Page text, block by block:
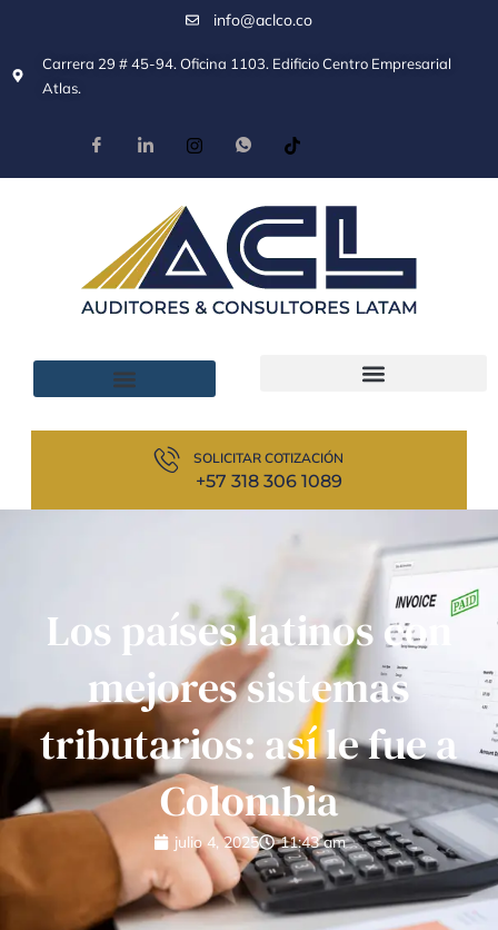
info@aclco.co
Carrera 29 # 45-94. Oficina 1103. Edificio Centro Empresarial
Atlas.
SOLICITAR COTIZACIÓN
+57 318 306 1089
Los países latinos con
mejores sistemas
tributarios: así le fue a
Colombia
julio 4, 2025 11:43 am